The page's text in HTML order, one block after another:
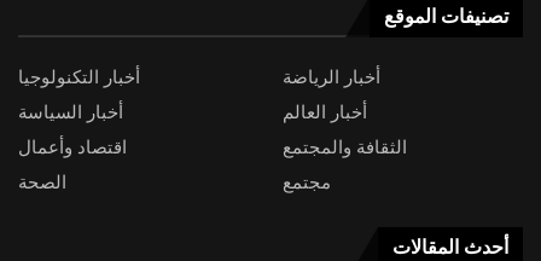
تصنيفات الموقع
أخبار التكنولوجيا
أخبار الرياضة
أخبار السياسة
أخبار العالم
اقتصاد وأعمال
الثقافة والمجتمع
الصحة
مجتمع
أحدث المقالات